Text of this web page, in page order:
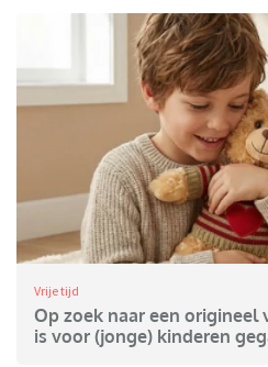
Vrije tijd
Op zoek naar een origineel
is voor (jonge) kinderen